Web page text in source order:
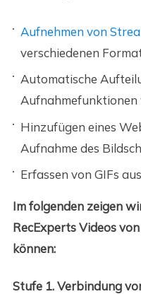
Aufnehmen von
verschiedenen
Automatische
Hinzufügen eines
Aufnahme des
Erfassen von GIFs
Im folgenden zeigen
RecExperts Videos
können:
Stufe 1. Verbindung